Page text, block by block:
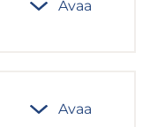
Avaa
Avaa